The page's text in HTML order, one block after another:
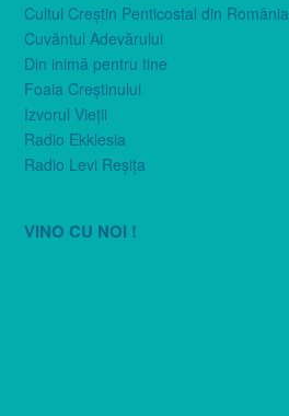
Cultul Creştin Penticostal din România
Cuvântul Adevărului
Din inimă pentru tine
Foaia Creştinului
Izvorul Vieţii
Radio Ekklesia
Radio Levi Reşiţa
VINO CU NOI !